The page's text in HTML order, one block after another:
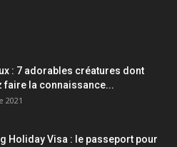
: 7 adorables créatures dont
faire la connaissance...
2021
Holiday Visa : le passeport pour